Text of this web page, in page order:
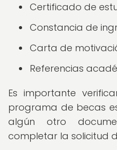
Certificado de
Constancia de
Carta de
Referencias
Es importante
programa de becas
algún otro
completar la solicitud